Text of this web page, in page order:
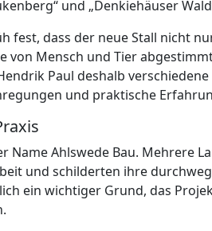
und „Denkiehäuser
fest, dass der neue Stall nicht
von Mensch und Tier
Paul deshalb
und praktische
Name Ahlswede Bau. Mehrere
und schilderten ihre
ein wichtiger Grund, das